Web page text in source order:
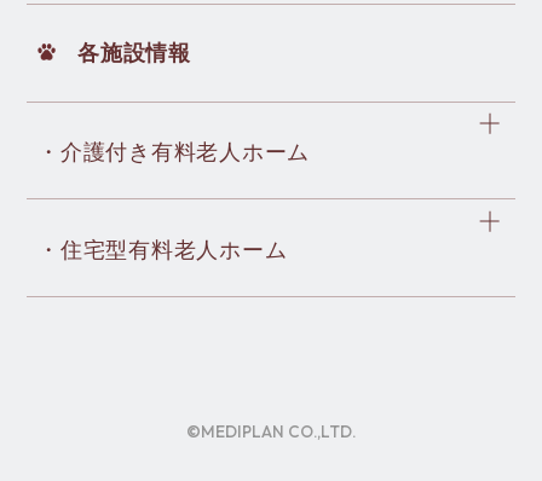
各施設情報
・介護付き有料老人ホーム
・住宅型有料老人ホーム
©MEDIPLAN CO.,LTD.